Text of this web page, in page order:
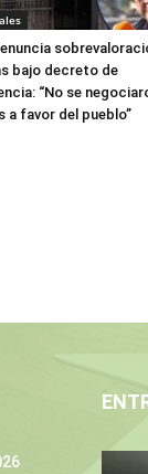
bajo decreto de
“No se
a favor del pueblo”